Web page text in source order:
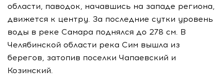
области, паводок, начавшись на западе региона,
движется к центру. За последние сутки уровень
воды в реке Самара поднялся до 278 см. В
Челябинской области река Сим вышла из
берегов, затопив поселки Чапаевский и
Козинский.